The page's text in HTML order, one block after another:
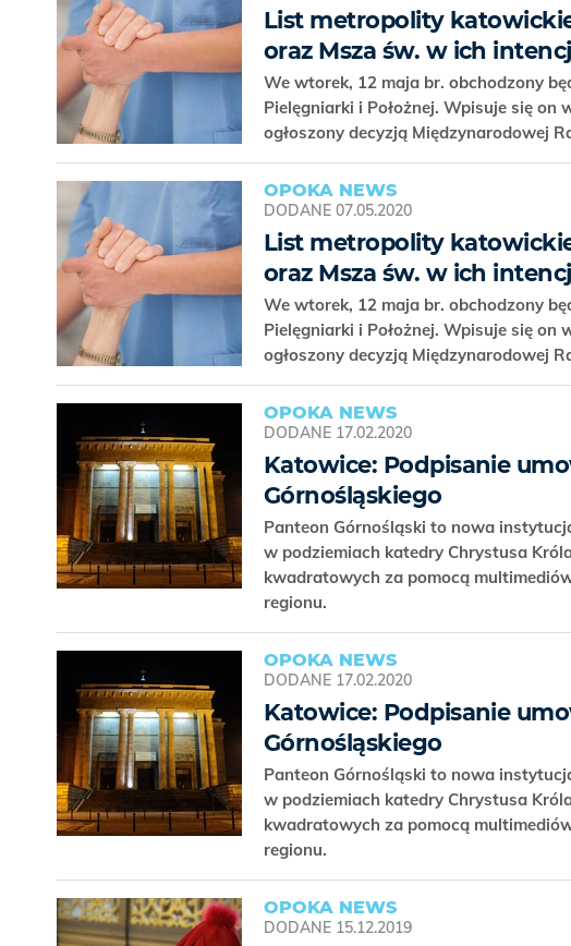
List metropolity
oraz Msza św. w ich
We wtorek, 12 maja br. obchodzony
Pielęgniarki i Położnej. Wpisuje się on
ogłoszony decyzją Międzynarodowej
OPOKA NEWS
DODANE 07.05.2020
List metropolity
oraz Msza św. w ich
We wtorek, 12 maja br. obchodzony
Pielęgniarki i Położnej. Wpisuje się on
ogłoszony decyzją Międzynarodowej
OPOKA NEWS
DODANE 17.02.2020
Katowice: Podpisanie
Górnośląskiego
Panteon Górnośląski to nowa
w podziemiach katedry Chrystusa
kwadratowych za pomocą
regionu.
OPOKA NEWS
DODANE 17.02.2020
Katowice: Podpisanie
Górnośląskiego
Panteon Górnośląski to nowa
w podziemiach katedry Chrystusa
kwadratowych za pomocą
regionu.
OPOKA NEWS
DODANE 15.12.2019